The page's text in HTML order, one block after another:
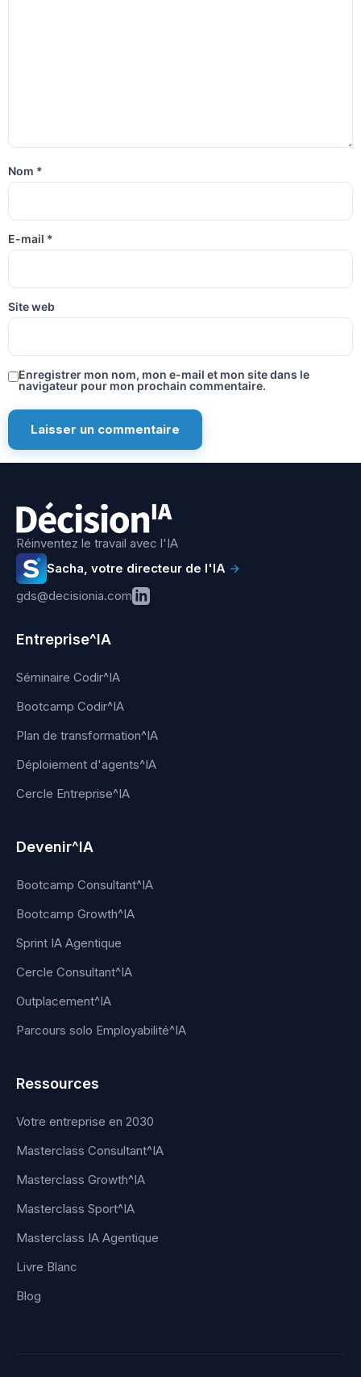
Nom *
E-mail *
Site web
Enregistrer mon nom, mon e-mail et mon site dans le
navigateur pour mon prochain commentaire.
Réinventez le travail avec l'IA
Sacha, votre directeur de l'IA →
gds@decisionia.com
Entreprise^IA
Séminaire Codir^IA
Bootcamp Codir^IA
Plan de transformation^IA
Déploiement d'agents^IA
Cercle Entreprise^IA
Devenir^IA
Bootcamp Consultant^IA
Bootcamp Growth^IA
Sprint IA Agentique
Cercle Consultant^IA
Outplacement^IA
Parcours solo Employabilité^IA
Ressources
Votre entreprise en 2030
Masterclass Consultant^IA
Masterclass Growth^IA
Masterclass Sport^IA
Masterclass IA Agentique
Livre Blanc
Blog